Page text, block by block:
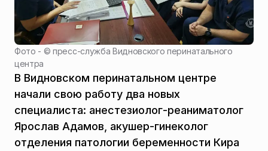
Фото - ©пресс-служба Видновского перинатального
центра
В Видновском перинатальном центре
начали свою работу два новых
специалиста: анестезиолог-реаниматолог
Ярослав Адамов, акушер-гинеколог
отделения патологии беременности Кира